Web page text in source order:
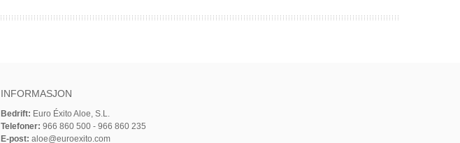
INFORMASJON
Bedrift: Euro Éxito Aloe, S.L.
Telefoner: 966 860 500 - 966 860 235
E-post: aloe@euroexito.com